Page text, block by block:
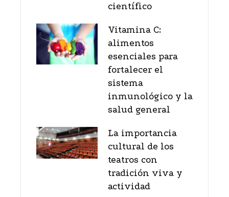
científico
Vitamina C:
alimentos
esenciales para
fortalecer el
sistema
inmunológico y la
salud general
La importancia
cultural de los
teatros con
tradición viva y
actividad